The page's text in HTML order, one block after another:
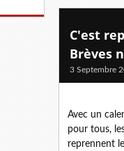
C'est
Brèves
3 Septembre
Avec un
pour tous,
reprennent